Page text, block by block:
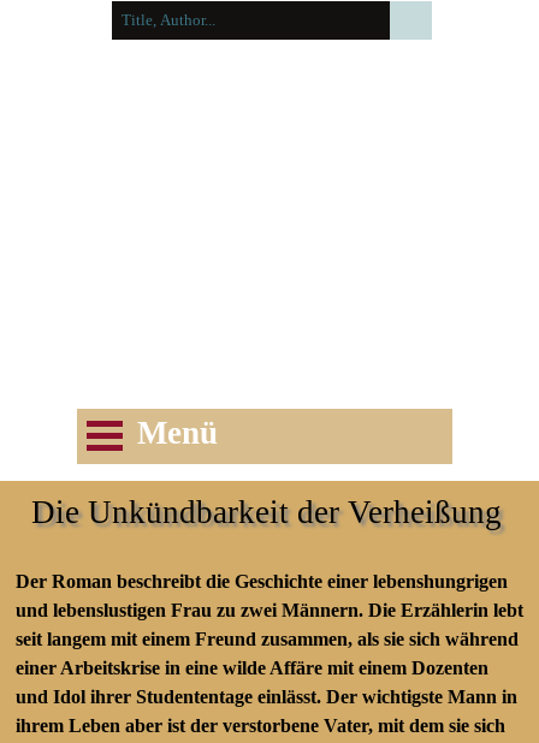
Menü
Die Unkündbarkeit der Verheißung
Der Roman beschreibt die Geschichte einer lebenshungrigen
und lebenslustigen Frau zu zwei Männern. Die Erzählerin lebt
seit langem mit einem Freund zusammen, als sie sich während
einer Arbeitskrise in eine wilde Affäre mit einem Dozenten
und Idol ihrer Studententage einlässt. Der wichtigste Mann in
ihrem Leben aber ist der verstorbene Vater, mit dem sie sich